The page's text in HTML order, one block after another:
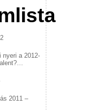
nyeri a 2012-
2011 –